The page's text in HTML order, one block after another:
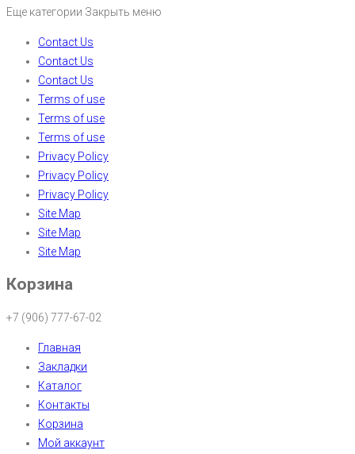
Еще категории Закрыть меню
Contact Us
Contact Us
Contact Us
Terms of use
Terms of use
Terms of use
Privacy Policy
Privacy Policy
Privacy Policy
Site Map
Site Map
Site Map
Корзина
+7 (906) 777-67-02
Главная
Закладки
Каталог
Контакты
Корзина
Мой аккаунт